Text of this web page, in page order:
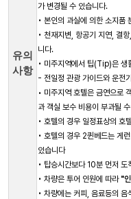
유의
사항
가 변경될 수 있습니다.
• 본인의 과실에 의한 소지품
• 천재지변, 항공기 지연, 결
니다.
• 미주지역에서 팁(Tip)은 생
- 전일정 관광 가이드와 운전
• 미주지역 호텔은 금연으로
과 객실 보수 비용이 부과될
• 호텔의 경우 일정표상의 호
• 호텔의 경우 2퀸베드는 게
있습니다
• 탑승시간보다 10분 먼저 도
• 차량은 투어 인원에 따라"인
• 차량에는 커피, 음료등의